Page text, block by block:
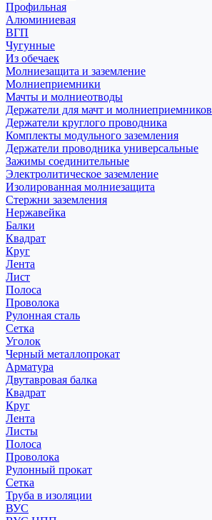
Профильная
Алюминиевая
ВГП
Чугунные
Из обечаек
Молниезащита и заземление
Молниеприемники
Мачты и молниеотводы
Держатели для мачт и молниеприемников
Держатели круглого проводника
Комплекты модульного заземления
Держатели проводника универсальные
Зажимы соединительные
Электролитическое заземление
Изолированная молниезащита
Стержни заземления
Нержавейка
Балки
Квадрат
Круг
Лента
Лист
Полоса
Проволока
Рулонная сталь
Сетка
Уголок
Черный металлопрокат
Арматура
Двутавровая балка
Квадрат
Круг
Лента
Листы
Полоса
Проволока
Рулонный прокат
Сетка
Труба в изоляции
ВУС